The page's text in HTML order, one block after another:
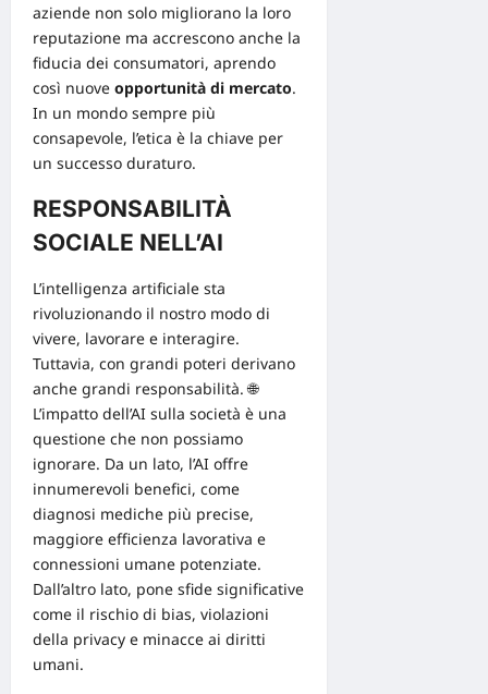
aziende non solo migliorano la loro
reputazione ma accrescono anche la
fiducia dei consumatori, aprendo
così nuove opportunità di mercato.
In un mondo sempre più
consapevole, l’etica è la chiave per
un successo duraturo.
RESPONSABILITÀ
SOCIALE NELL’AI
L’intelligenza artificiale sta
rivoluzionando il nostro modo di
vivere, lavorare e interagire.
Tuttavia, con grandi poteri derivano
anche grandi responsabilità. 🌐
L’impatto dell’AI sulla società è una
questione che non possiamo
ignorare. Da un lato, l’AI offre
innumerevoli benefici, come
diagnosi mediche più precise,
maggiore efficienza lavorativa e
connessioni umane potenziate.
Dall’altro lato, pone sfide significative
come il rischio di bias, violazioni
della privacy e minacce ai diritti
umani.